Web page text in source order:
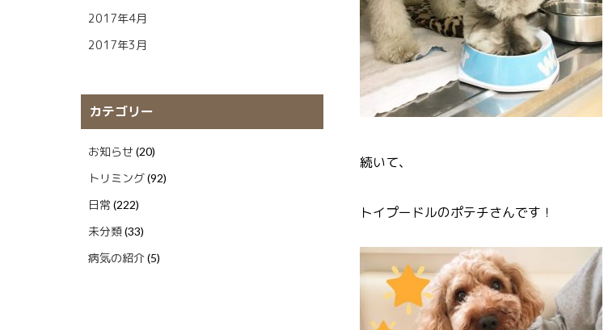
続いて、
トイプードルのポテチさんです！
2017年4月
2017年3月
カテゴリー
お知らせ (20)
トリミング(92)
日常 (222)
未分類(33)
病気の紹介(5)